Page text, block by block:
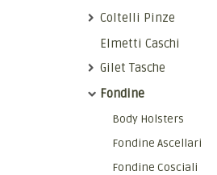
Coltelli Pinze
Elmetti Caschi
Gilet Tasche
Fondine
Body Holsters
Fondine Ascellari
Fondine Cosciali